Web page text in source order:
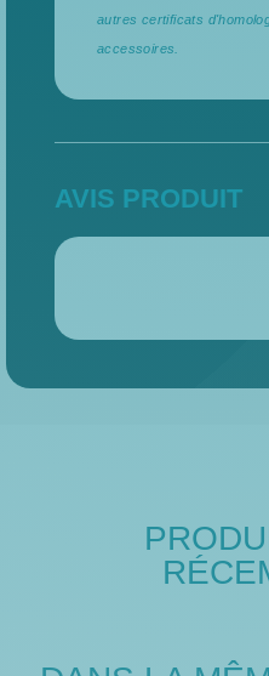
autres certificats
accessoires.
AVIS PRODUIT